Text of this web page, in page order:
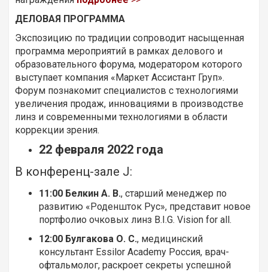
ДЕЛОВАЯ ПРОГРАММА
Экспозицию по традиции сопроводит насыщенная
программа мероприятий в рамках делового и
образовательного форума, модератором которого
выступает компания «Маркет Ассистант Груп».
Форум познакомит специалистов с технологиями
увеличения продаж, инновациями в производстве
линз и современными технологиями в области
коррекции зрения.
22 февраля 2022 года
В конференц-зале J:
11:00 Белкин А. В., старший менеджер по
развитию «Роденшток Рус», представит новое
портфолио очковых линз B.I.G. Vision for all.
12:00 Булгакова О. С., медицинский
консультант Essilor Academy Россия, врач-
офтальмолог, раскроет секреты успешной